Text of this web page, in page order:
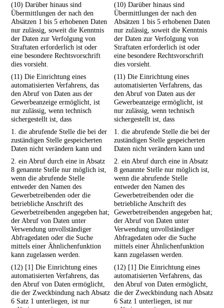
(10) Darüber hinaus sind
Übermittlungen der nach den
Absätzen 1 bis 5 erhobenen Daten
nur zulässig, soweit die Kenntnis
der Daten zur Verfolgung von
Straftaten erforderlich ist oder
eine besondere Rechtsvorschrift
dies vorsieht.
(10) Darüber hinaus sind
Übermittlungen der nach den
Absätzen 1 bis 5 erhobenen Daten
nur zulässig, soweit die Kenntnis
der Daten zur Verfolgung von
Straftaten erforderlich ist oder
eine besondere Rechtsvorschrift
dies vorsieht.
(11) Die Einrichtung eines
automatisierten Verfahrens, das
den Abruf von Daten aus der
Gewerbeanzeige ermöglicht, ist
nur zulässig, wenn technisch
sichergestellt ist, dass
(11) Die Einrichtung eines
automatisierten Verfahrens, das
den Abruf von Daten aus der
Gewerbeanzeige ermöglicht, ist
nur zulässig, wenn technisch
sichergestellt ist, dass
1. die abrufende Stelle die bei der
zuständigen Stelle gespeicherten
Daten nicht verändern kann und
1. die abrufende Stelle die bei der
zuständigen Stelle gespeicherten
Daten nicht verändern kann und
2. ein Abruf durch eine in Absatz
8 genannte Stelle nur möglich ist,
wenn die abrufende Stelle
entweder den Namen des
Gewerbetreibenden oder die
betriebliche Anschrift des
Gewerbetreibenden angegeben hat;
der Abruf von Daten unter
Verwendung unvollständiger
Abfragedaten oder die Suche
mittels einer Ähnlichenfunktion
kann zugelassen werden.
2. ein Abruf durch eine in Absatz
8 genannte Stelle nur möglich ist,
wenn die abrufende Stelle
entweder den Namen des
Gewerbetreibenden oder die
betriebliche Anschrift des
Gewerbetreibenden angegeben hat;
der Abruf von Daten unter
Verwendung unvollständiger
Abfragedaten oder die Suche
mittels einer Ähnlichenfunktion
kann zugelassen werden.
(12) [1] Die Einrichtung eines
automatisierten Verfahrens, das
den Abruf von Daten ermöglicht,
die der Zweckbindung nach Absatz
6 Satz 1 unterliegen, ist nur
(12) [1] Die Einrichtung eines
automatisierten Verfahrens, das
den Abruf von Daten ermöglicht,
die der Zweckbindung nach Absatz
6 Satz 1 unterliegen, ist nur